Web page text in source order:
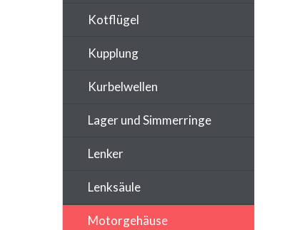
Kotflügel
Kupplung
Kurbelwellen
Lager und Simmerringe
Lenker
Lenksäule
Motorgehäuse